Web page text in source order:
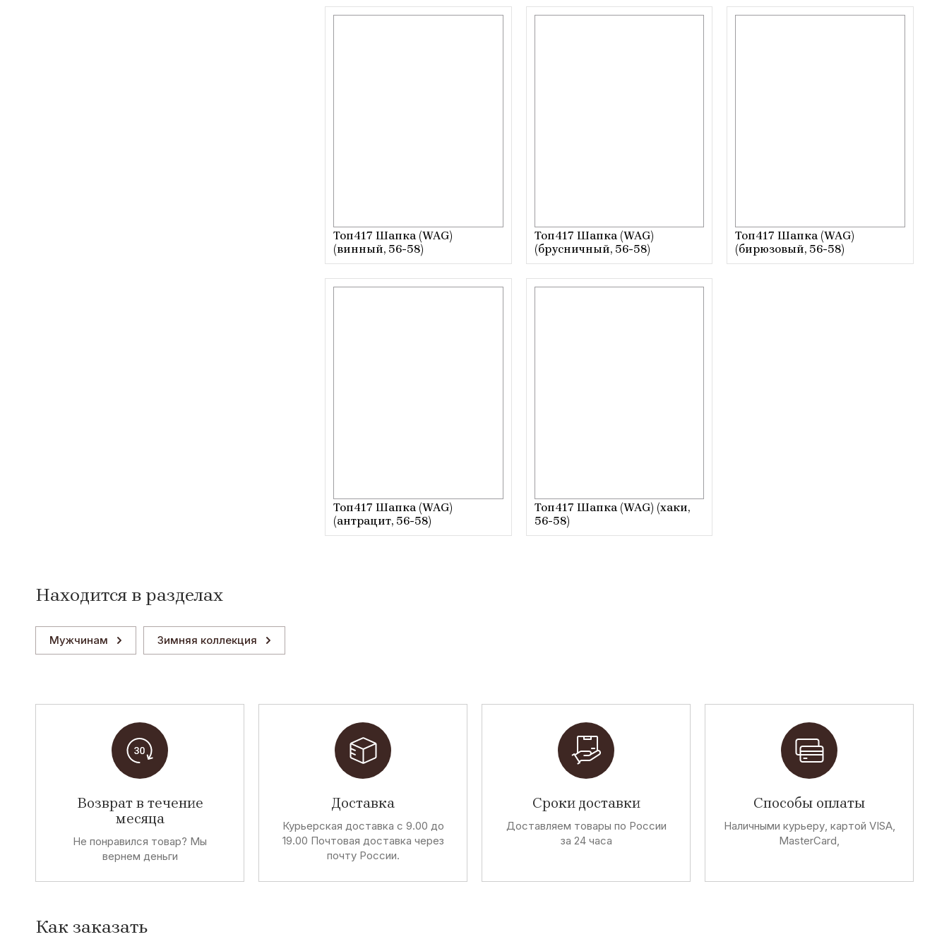
Топ417 Шапка (WAG)
(винный, 56-58)
Топ417 Шапка (WAG)
(брусничный, 56-58)
Топ417 Шапка (WAG)
(бирюзовый, 56-58)
Топ417 Шапка (WAG)
(антрацит, 56-58)
Топ417 Шапка (WAG) (хаки,
56-58)
Находится в разделах
Мужчинам Зимняя коллекция
Возврат в течение
месяца
Не понравился товар? Мы
вернем деньги
Доставка
Курьерская доставка с 9.00 до
19.00 Почтовая доставка через
почту России.
Сроки доставки
Доставляем товары по России
за 24 часа
Способы оплаты
Наличными курьеру, картой VISA,
MasterCard,
Как заказать